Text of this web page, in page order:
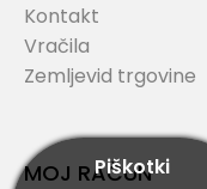
Kontakt
Vračila
Zemljevid trgovine
MOJ RAČUN
Piškotki